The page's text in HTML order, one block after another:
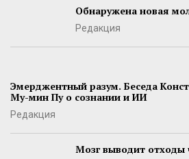
Обнаружена новая
Редакция
Эмерджентный разум. Беседа
Му-мин Пу о сознании и ИИ
Редакция
Мозг выводит отходы